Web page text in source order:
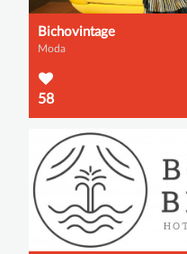
Bichovintage
Moda
58